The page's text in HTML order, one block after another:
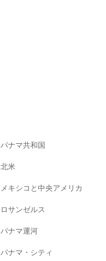
パナマ共和国
北米
メキシコと中央アメリカ
ロサンゼルス
パナマ運河
パナマ・シティ